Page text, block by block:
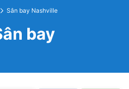
Sân bay Nashville
bay